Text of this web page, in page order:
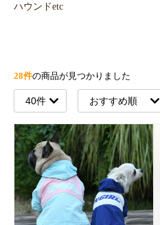
ハウンドetc
28件の商品が見つかりました